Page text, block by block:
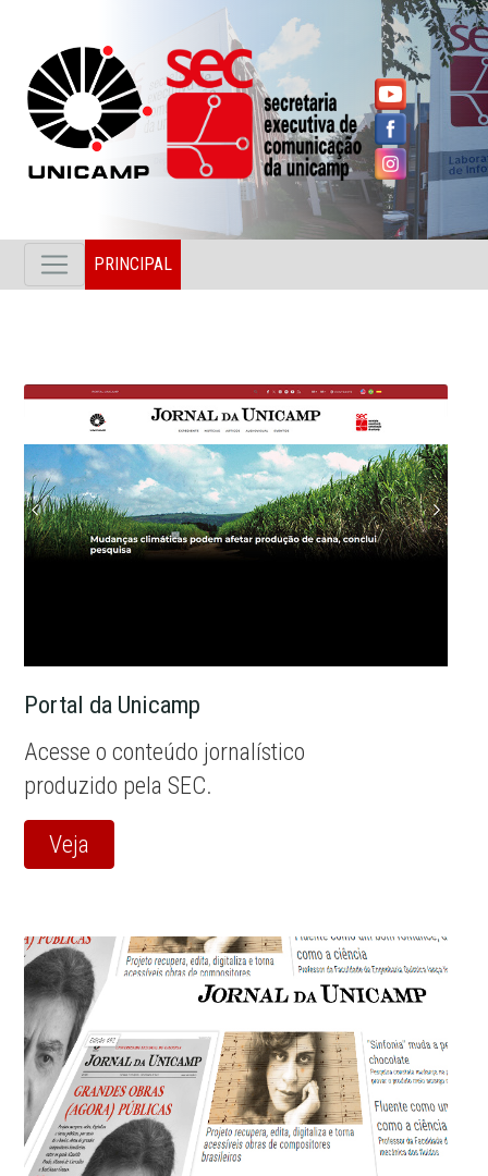
PRINCIPAL
Portal da Unicamp
Acesse o conteúdo jornalístico
produzido pela SEC.
Veja